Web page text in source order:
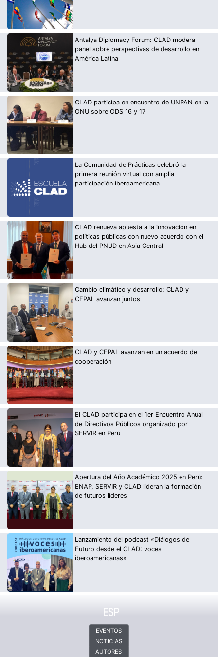
Antalya Diplomacy Forum: CLAD modera
panel sobre perspectivas de desarrollo en
América Latina
CLAD participa en encuentro de UNPAN en la
ONU sobre ODS 16 y 17
La Comunidad de Prácticas celebró la
primera reunión virtual con amplia
participación iberoamericana
CLAD renueva apuesta a la innovación en
políticas públicas con nuevo acuerdo con el
Hub del PNUD en Asia Central
Cambio climático y desarrollo: CLAD y
CEPAL avanzan juntos
CLAD y CEPAL avanzan en un acuerdo de
cooperación
El CLAD participa en el 1er Encuentro Anual
de Directivos Públicos organizado por
SERVIR en Perú
Apertura del Año Académico 2025 en Perú:
ENAP, SERVIR y CLAD lideran la formación
de futuros líderes
Lanzamiento del podcast «Diálogos de
Futuro desde el CLAD: voces
iberoamericanas»
EVENTOS
NOTICIAS
AUTORES